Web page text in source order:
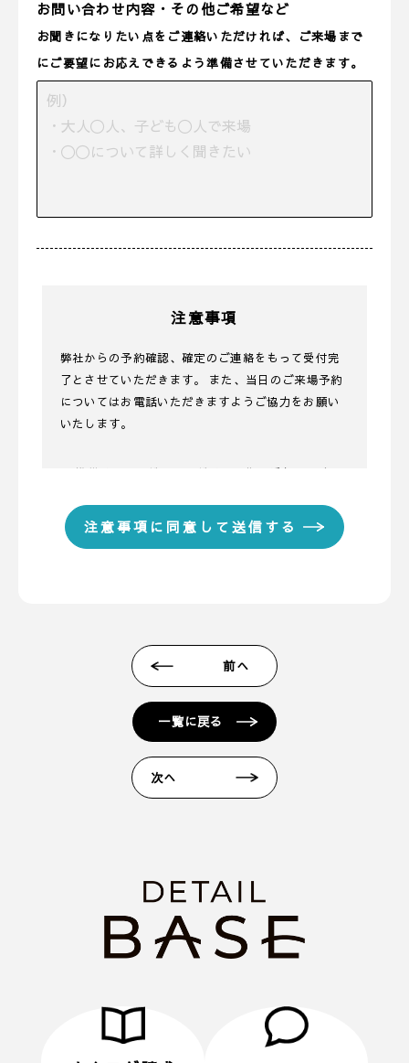
お問い合わせ内容・その他ご希望など
お聞きになりたい点をご連絡いただければ、ご来場まで
にご要望にお応えできるよう準備させていただきます。
注意事項
弊社からの予約確認、確定のご連絡をもって受付完
了とさせていただきます。 また、当日のご来場予約
についてはお電話いただきますようご協力をお願い
いたします。
携帯メールのドメイン指定受信や、指定拒否をして
いる場合、当サイトからの予約完了通知などを受信
います。 ＊各キャリア、ご利用機種ごとの詳しい設
定方法等は各キャリアへお問い合わせください。
■ 来場予約からプレゼントまでの流れ
1. 当フォームからご予約いただきます。
2. 当日ご来場いただきます。
3. 弊社のアンケートにご記入いただきます。その際
■ その他、プレゼントに関する注意事項
・初めて弊社の見学会にご来場いただく方のみ対象
とさせていだきます。
・プレゼントは、1名様（1家族様）1回限りとさせ
前へ
一覧に戻る
次へ